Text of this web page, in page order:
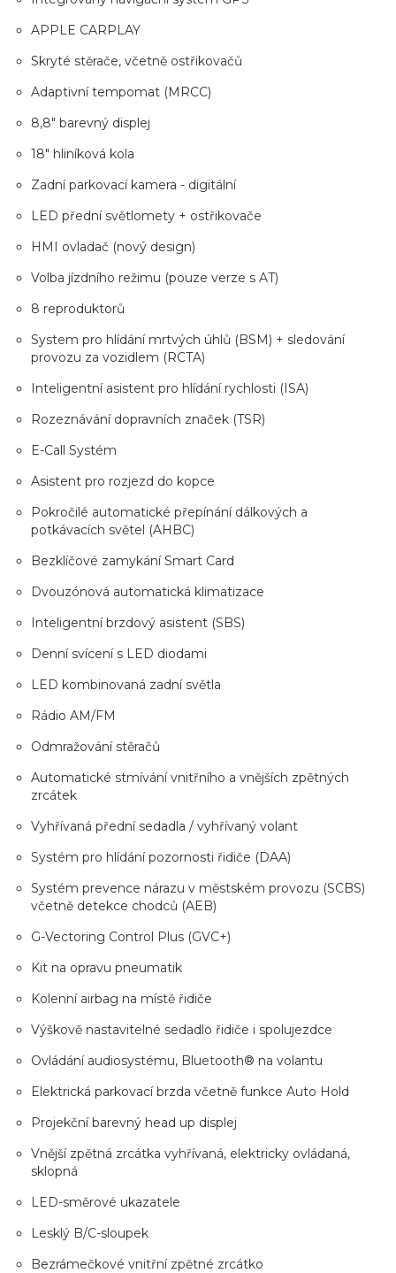
APPLE CARPLAY
Skryté stěrače, včetně ostřikovačů
Adaptivní tempomat (MRCC)
8,8" barevný displej
18" hliníková kola
Zadní parkovací kamera - digitální
LED přední světlomety + ostřikovače
HMI ovladač (nový design)
Volba jízdního režimu (pouze verze s AT)
8 reproduktorů
System pro hlídání mrtvých úhlů (BSM) + sledování
provozu za vozidlem (RCTA)
Inteligentní asistent pro hlídání rychlosti (ISA)
Rozeznávání dopravních značek (TSR)
E-Call Systém
Asistent pro rozjezd do kopce
Pokročilé automatické přepínání dálkových a
potkávacích světel (AHBC)
Bezklíčové zamykání Smart Card
Dvouzónová automatická klimatizace
Inteligentní brzdový asistent (SBS)
Denní svícení s LED diodami
LED kombinovaná zadní světla
Rádio AM/FM
Odmražování stěračů
Automatické stmívání vnitřního a vnějších zpětných
zrcátek
Vyhřívaná přední sedadla / vyhřívaný volant
Systém pro hlídání pozornosti řidiče (DAA)
Systém prevence nárazu v městském provozu (SCBS)
včetně detekce chodců (AEB)
G-Vectoring Control Plus (GVC+)
Kit na opravu pneumatik
Kolenní airbag na místě řidiče
Výškově nastavitelné sedadlo řidiče i spolujezdce
Ovládání audiosystému, Bluetooth® na volantu
Elektrická parkovací brzda včetně funkce Auto Hold
Projekční barevný head up displej
Vnější zpětná zrcátka vyhřívaná, elektricky ovládaná,
sklopná
LED-směrové ukazatele
Lesklý B/C-sloupek
Bezrámečkové vnitřní zpětné zrcátko